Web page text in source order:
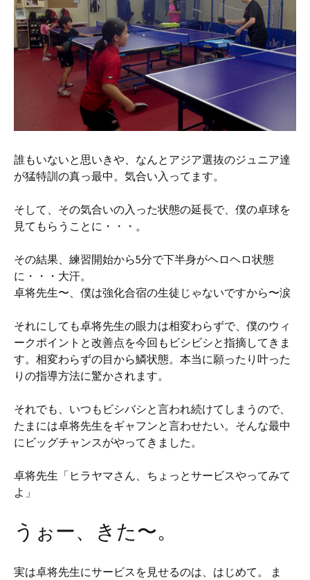
誰もいないと思いきや、なんとアジア選抜のジュニア達
が猛特訓の真っ最中。気合い入ってます。
そして、その気合いの入った状態の延長で、僕の卓球を
見てもらうことに・・・。
その結果、練習開始から5分で下半身がヘロヘロ状態
に・・・大汗。
卓将先生〜、僕は強化合宿の生徒じゃないですから〜涙
それにしても卓将先生の眼力は相変わらずで、僕のウィ
ークポイントと改善点を今回もビシビシと指摘してきま
す。相変わらずの目から鱗状態。本当に願ったり叶った
りの指導方法に驚かされます。
それでも、いつもビシバシと言われ続けてしまうので、
たまには卓将先生をギャフンと言わせたい。そんな最中
にビッグチャンスがやってきました。
卓将先生「ヒラヤマさん、ちょっとサービスやってみて
よ」
うぉー、きた〜。
実は卓将先生にサービスを見せるのは、はじめて。 ま